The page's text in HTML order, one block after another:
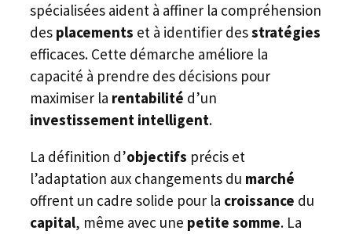
spécialisées aident à affiner la compréhension
des placements et à identifier desstratégies
efficaces. Cette démarche améliore la
capacité à prendre des décisions pour
maximiser la rentabilité d’un
investissement intelligent.
La définition d’objectifs précis et
l’adaptation aux changements du marché
offrent un cadre solide pour la croissance du
capital, même avec une petite somme. La